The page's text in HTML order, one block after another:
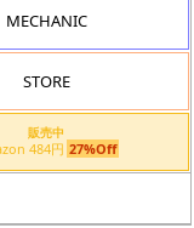
MECHANIC
STORE
販売中
Amazon 484円 27%Off